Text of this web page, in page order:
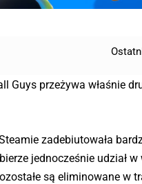
Guys przeżywa właśnie
zadebiutowała
jednocześnie udział
są eliminowane w